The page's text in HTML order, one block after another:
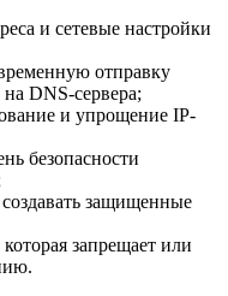
и сетевые настройки
отправку
DNS-сервера;
и упрощение IP-
безопасности
защищенные
запрещает или